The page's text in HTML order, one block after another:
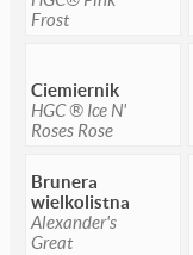
Frost
Ciemiernik
HGC ® Ice N'
Roses Rose
Brunera
wielkolistna
Alexander's
Great